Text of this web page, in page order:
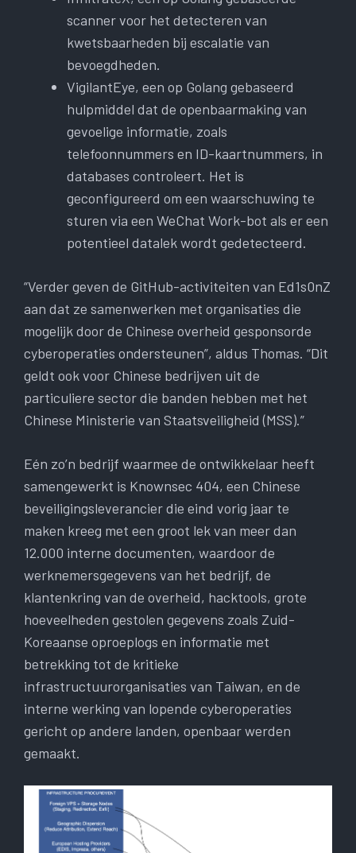
scanner voor het detecteren van
kwetsbaarheden bij escalatie van
bevoegdheden.
VigilantEye, een op Golang gebaseerd
hulpmiddel dat de openbaarmaking van
gevoelige informatie, zoals
telefoonnummers en ID-kaartnummers, in
databases controleert. Het is
geconfigureerd om een ​​waarschuwing te
sturen via een WeChat Work-bot als er een
potentieel datalek wordt gedetecteerd.
“Verder geven de GitHub-activiteiten van Ed1s0nZ
aan dat ze samenwerken met organisaties die
mogelijk door de Chinese overheid gesponsorde
cyberoperaties ondersteunen”, aldus Thomas. “Dit
geldt ook voor Chinese bedrijven uit de
particuliere sector die banden hebben met het
Chinese Ministerie van Staatsveiligheid (MSS).”
Eén zo’n bedrijf waarmee de ontwikkelaar heeft
samengewerkt is Knownsec 404, een Chinese
beveiligingsleverancier die eind vorig jaar te
maken kreeg met een groot lek van meer dan
12.000 interne documenten, waardoor de
werknemersgegevens van het bedrijf, de
klantenkring van de overheid, hacktools, grote
hoeveelheden gestolen gegevens zoals Zuid-
Koreaanse oproeplogs en informatie met
betrekking tot de kritieke
infrastructuurorganisaties van Taiwan, en de
interne werking van lopende cyberoperaties
gericht op andere landen, openbaar werden
gemaakt.